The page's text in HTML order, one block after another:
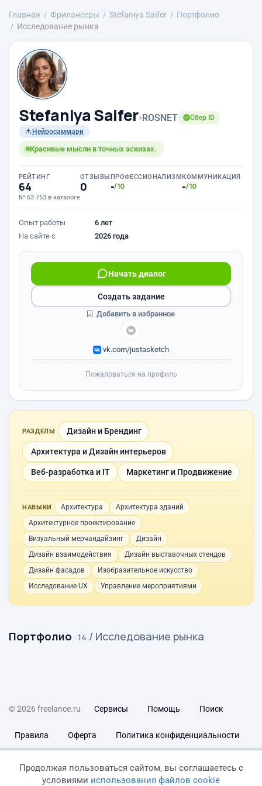
Главная Фрилансеры Stefaniya Saifer
Портфолио
Исследование рынка
Stefaniya Saifer›ROSNET
Сбер ID
Нейросаммари
Красивые мысли в точных эскизах.
РЕЙТИНГ
64
№ 63 753 в каталоге
ОТЗЫВЫ
0
ПРОФЕССИОНАЛИЗМ
-/10
КОММУНИКАЦИЯ
-/10
Опыт работы
6 лет
На сайте с
2026 года
Начать диалог
vk.com/justasketch
Создать задание
Добавить в избранное
Пожаловаться на профиль
РАЗДЕЛЫ Дизайн и Брендинг
Архитектура и Дизайн интерьеров
Веб-разработка и IT Маркетинг и Продвижение
НАВЫКИ Архитектура
Архитектура зданий
Архитектурное проектирование
Визуальный мерчандайзинг
Дизайн
Дизайн взаимодействия
Дизайн выставочных стендов
Дизайн фасадов
Изобразительное искусство
Исследование UX
Управление мероприятиями
Портфолио · 14 / Исследование рынка
© 2026 freelance.ru Сервисы Помощь Поиск
Правила Оферта Политика конфиденциальности
Продолжая пользоваться сайтом, вы соглашаетесь с
условиями использования файлов cookie